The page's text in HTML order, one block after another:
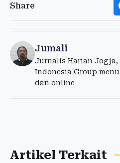
Share
Jumali
Jurnalis Harian
Indonesia Group
dan online
Artikel Terkait